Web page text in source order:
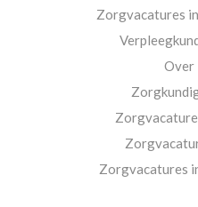
Zorgvacatures
Over
Zorgvacatures